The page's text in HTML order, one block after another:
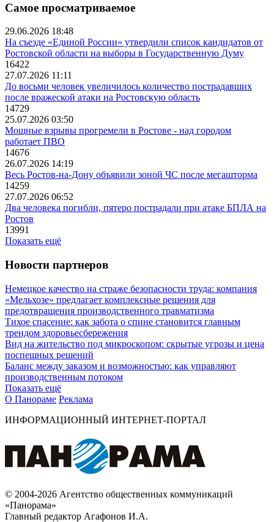
Самое просматриваемое
29.06.2026 18:48
На съезде «Единой России» утвердили список кандидатов от
Ростовской области на выборы в Государственную Думу
16422
27.07.2026 11:11
До восьми человек увеличилось количество пострадавших
после вражеской атаки на Ростовскую область
14729
25.07.2026 03:50
Мощные взрывы прогремели в Ростове - над городом
работает ПВО
14676
26.07.2026 14:19
Весь Ростов-на-Дону объявили зоной ЧС после мегашторма
14259
27.07.2026 06:52
Два человека погибли, пятеро пострадали при атаке БПЛА на
Ростов
13991
Показать ещё
Новости партнеров
Немецкое качество на страже безопасности труда: компания
«Мельхозе» предлагает комплексные решения для
предотвращения производственного травматизма
Тихое спасение: как забота о спине становится главным
трендом здоровьесбережения
Вид на жительство под микроскопом: скрытые угрозы и цена
поспешных решений
Баланс между заказом и возможностью: как управляют
производственным потоком
Показать ещё
О Панораме Реклама
ИНФОРМАЦИОННЫЙ ИНТЕРНЕТ-ПОРТАЛ
© 2004-2026 Агентство общественных коммуникаций
«Панорама»
Главный редактор Агафонов И.А.